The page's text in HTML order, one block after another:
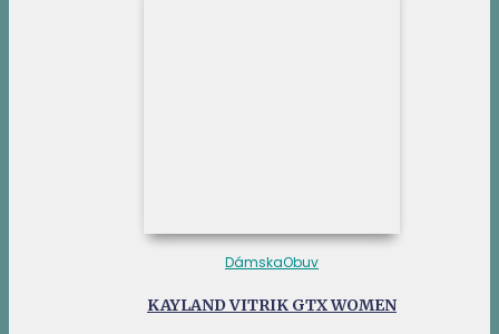
DámskaObuv
KAYLAND VITRIK GTX WOMEN